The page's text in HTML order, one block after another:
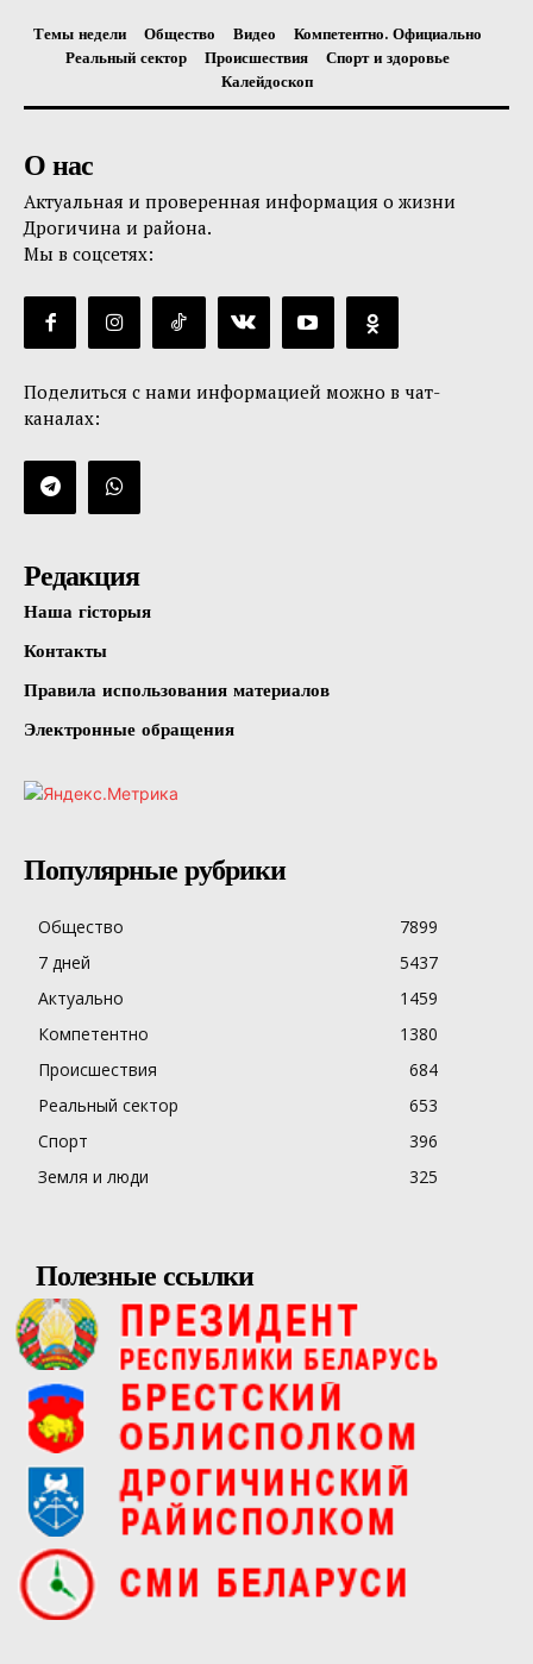
Темы недели Общество Видео
Компетентно. Официально
Реальный сектор
Происшествия
Спорт и здоровье
Калейдоскоп
О нас
Актуальная и проверенная информация о жизни
Дрогичина и района.
Мы в соцсетях:
Поделиться с нами информацией можно в чат-
каналах:
Редакция
Наша гісторыя
Контакты
Правила использования материалов
Электронные обращения
Популярные рубрики
Общество
7899
7 дней
5437
Актуально
1459
Компетентно
1380
Происшествия
684
Реальный сектор
653
Спорт
396
Земля и люди
325
Полезные ссылки